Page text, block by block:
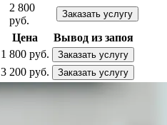
2 800
руб.
Заказать услугу
Цена
Вывод из запоя
1 800 руб. Заказать услугу
3 200 руб. Заказать услугу